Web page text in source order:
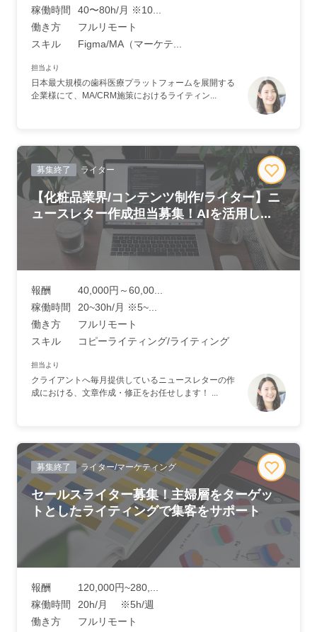
稼働時間
40〜80h/月 ※10...
働き方
フルリモート
スキル
Figma/MA（マーケテ...
担当より
日本最大規模の歯科医療プラットフォームを展開する
企業様にて、MA/CRM施策におけるライティン...
募集終了 ライター
【化粧品業界/コンテンツ制作/ライター】ニ
ュースレター作成担当募集！AIを活用し...
報酬
40,000円～60,00...
稼働時間
20~30h/月 ※5~...
働き方
フルリモート
スキル
コピーライティング/ライティング
担当より
クライアントへ毎月提供しているニュースレターの作
成における、文章作成・修正をお任せします！ ...
募集終了 ライター/マーケティング
セールスライター募集！主婦層をターゲッ
トとしたライティングで集客をサポート
報酬
120,000円~280,...
稼働時間
20h/月 ※5h/週
働き方
フルリモート